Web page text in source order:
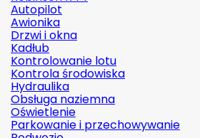
Autopilot
Awionika
Drzwi i okna
Kadłub
Kontrolowanie lotu
Kontrola środowiska
Hydraulika
Obsługa naziemna
Oświetlenie
Parkowanie i przechowywanie